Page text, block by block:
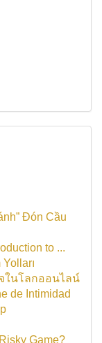
Đón Cầu
to ...
ในโลกออนไลน์
de Intimidad
Game?